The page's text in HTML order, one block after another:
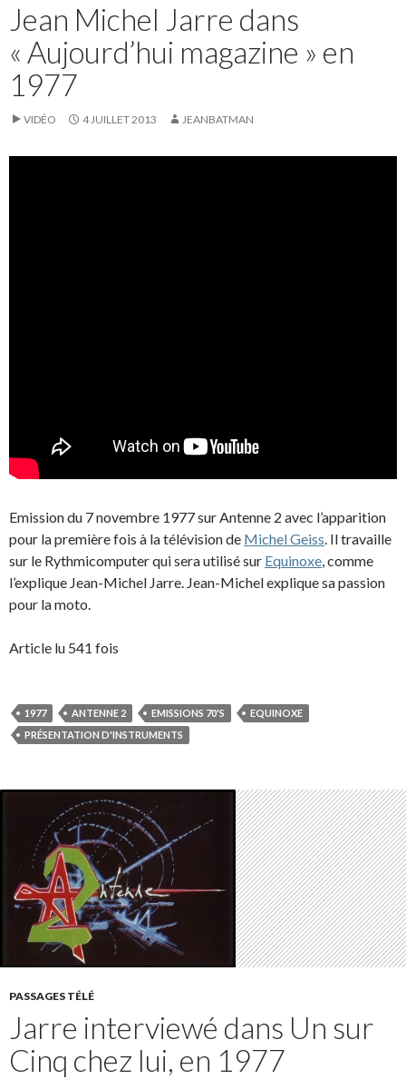
Jean Michel Jarre dans
« Aujourd’hui magazine » en
1977
VIDÉO 4 JUILLET 2013 JEANBATMAN
Emission du 7 novembre 1977 sur Antenne 2 avec l’apparition
pour la première fois à la télévision de Michel Geiss. Il travaille
sur le Rythmicomputer qui sera utilisé sur Equinoxe, comme
l’explique Jean-Michel Jarre. Jean-Michel explique sa passion
pour la moto.
Article lu 541 fois
1977 ANTENNE 2 EMISSIONS 70'S
EQUINOXE
PRÉSENTATION D'INSTRUMENTS
PASSAGES TÉLÉ
Jarre interviewé dans Un sur
Cinq chez lui, en 1977